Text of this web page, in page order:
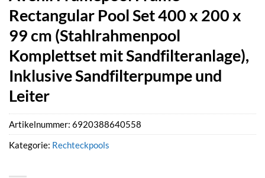
Rectangular Pool Set 400 x 200 x
99 cm (Stahlrahmenpool
Komplettset mit Sandfilteranlage),
Inklusive Sandfilterpumpe und
Leiter
Artikelnummer: 6920388640558
Kategorie: Rechteckpools